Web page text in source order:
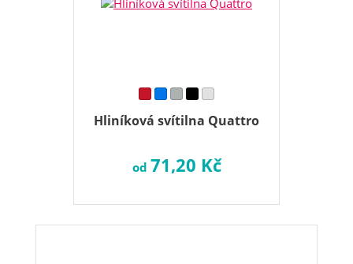
Hliníková svítilna Quattro
od 71,20 Kč